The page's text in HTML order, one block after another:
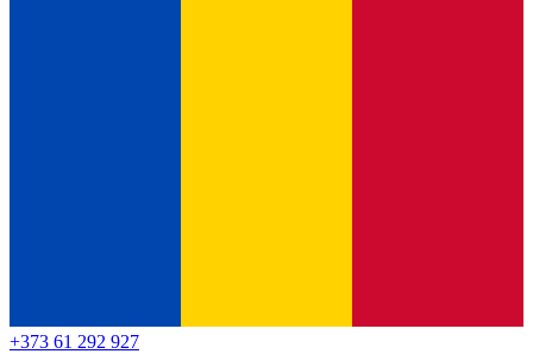
+373 61 292 927